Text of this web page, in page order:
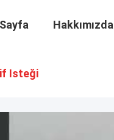
Hakkımızda
Isteği